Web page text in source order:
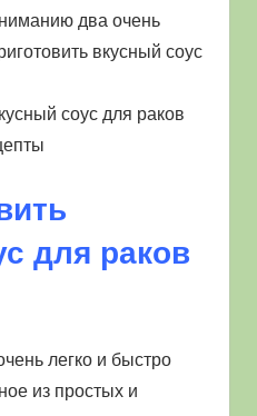
два очень
вкусный соус
для раков
легко и быстро
из простых и